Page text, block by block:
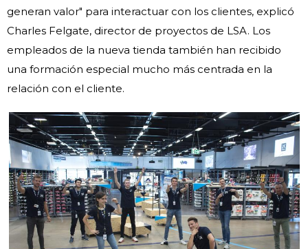
generan valor" para interactuar con los clientes, explicó
Charles Felgate, director de proyectos de LSA. Los
empleados de la nueva tienda también han recibido
una formación especial mucho más centrada en la
relación con el cliente.